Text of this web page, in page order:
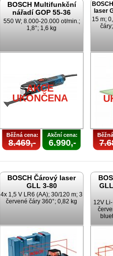
BOSCH Multifunkční
nářadí GOP 55-36
550 W; 8.000-20.000 ot/min.;
1,8°; 1,6 kg
AKCE
UKONČENA
Běžná cena:
8.469,-
Akční cena:
6.990,-
laser
15 m;
BOSCH Čárový laser
GLL 3-80
4x 1,5 V LR6 (AA); 30/120 m; 3
červené čáry 360°; 0,82 kg
12V